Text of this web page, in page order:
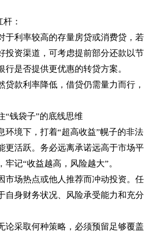
：
于利率较高的存量房贷或消费贷，若
投资渠道，可考虑提前部分还款以节
行是否提供更优惠的转贷方案。
贷款利率降低，借贷仍需量力而行，
“钱袋子”的底线思维
环境下，打着“超高收益”幌子的非法
更活跃。务必远离承诺远高于市场平
记“收益越高，风险越大”。
市场热点或他人推荐而冲动投资。任
自身财务状况、风险承受能力和充分
论采取何种策略，必须预留足够覆盖